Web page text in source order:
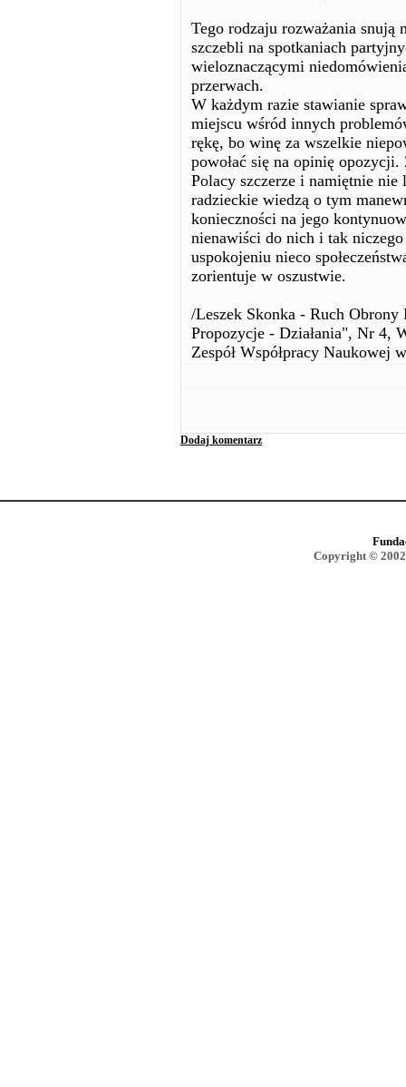
Tego rodzaju rozważania
szczebli na spotkaniach
wieloznaczącymi
przerwach.
W każdym razie stawianie
miejscu wśród innych
rękę, bo winę za wszelkie
powołać się na opinię
Polacy szczerze i namiętnie
radzieckie wiedzą o tym
konieczności na jego
nienawiści do nich i tak
uspokojeniu nieco
zorientuje w oszustwie.
/Leszek Skonka - Ruch
Propozycje - Działania", Nr 4,
Zespół Współpracy Naukowej
Dodaj komentarz
Copyright ©